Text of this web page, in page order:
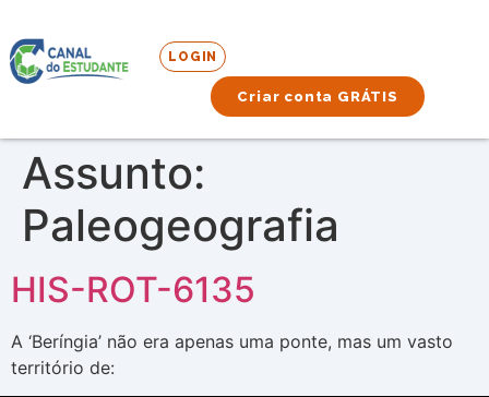
LOGIN
Criar conta GRÁTIS
Assunto:
Paleogeografia
HIS-ROT-6135
A ‘Beríngia’ não era apenas uma ponte, mas um vasto
território de: